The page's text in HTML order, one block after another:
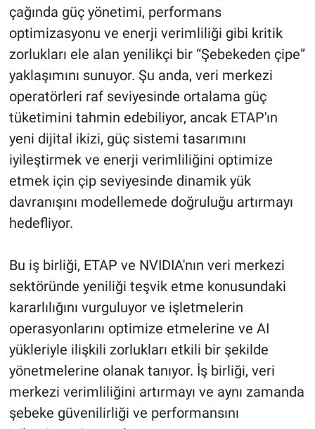
çağında güç yönetimi, performans
optimizasyonu ve enerji verimliliği gibi kritik
zorlukları ele alan yenilikçi bir “Şebekeden çipe”
yaklaşımını sunuyor. Şu anda, veri merkezi
operatörleri raf seviyesinde ortalama güç
tüketimini tahmin edebiliyor, ancak ETAP'ın
yeni dijital ikizi, güç sistemi tasarımını
iyileştirmek ve enerji verimliliğini optimize
etmek için çip seviyesinde dinamik yük
davranışını modellemede doğruluğu artırmayı
hedefliyor.
Bu iş birliği, ETAP ve NVIDIA'nın veri merkezi
sektöründe yeniliği teşvik etme konusundaki
kararlılığını vurguluyor ve işletmelerin
operasyonlarını optimize etmelerine ve AI
yükleriyle ilişkili zorlukları etkili bir şekilde
yönetmelerine olanak tanıyor. İş birliği, veri
merkezi verimliliğini artırmayı ve aynı zamanda
şebeke güvenilirliği ve performansını